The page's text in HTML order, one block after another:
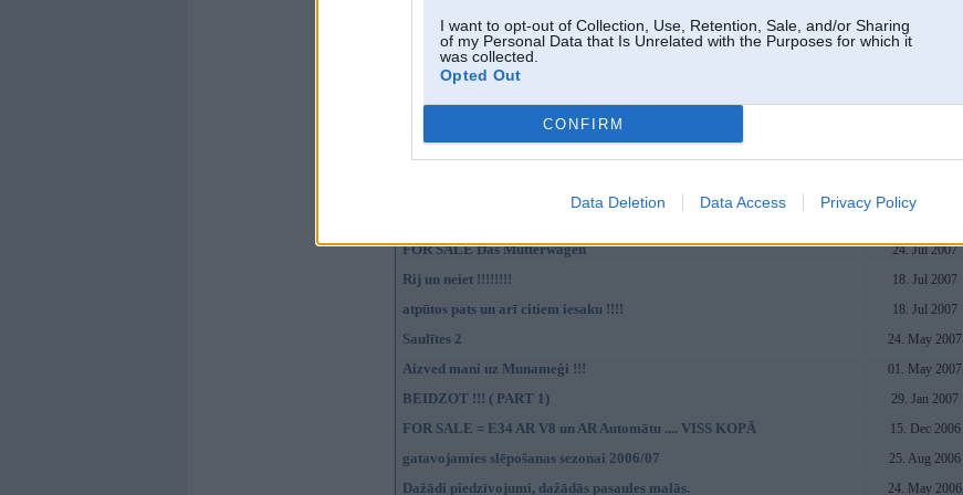
I want to opt-out of Collection, Use, Retention, Sale, and/or Sharing
of my Personal Data that Is Unrelated with the Purposes for which it
was collected.
Opted Out
CONFIRM
Data Deletion Data Access Privacy Policy
Pirmais Latvijā ! 01. Apr 2008
Lieldienas Īrijā
Tā pati vecā ragana, tikai jauna slota 28. Dec 2007
ja nu kādam vajag... 10. Dec 2007
FOR SALE Das Mutterwagen 24. Jul 2007
Rij un neiet !!!!!!!! 18. Jul 2007
atpūtos pats un arī citiem iesaku !!!! 18. Jul 2007
Saulītes 2 24. May 2007
Aizved mani uz Munameģi !!! 01. May 2007
BEIDZOT !!! ( PART 1) 29. Jan 2007
FOR SALE = E34 AR V8 un AR Automātu .... VISS KOPĀ 15. Dec 2006
gatavojamies slēpošanas sezonai 2006/07 25. Aug 2006
Dažādi piedzīvojumi, dažādās pasaules malās. 24. May 2006